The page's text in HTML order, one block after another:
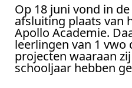
Op 18 juni vond in
afsluiting plaats van
Apollo Academie.
leerlingen van 1 vwo
projecten waaraan
schooljaar hebben